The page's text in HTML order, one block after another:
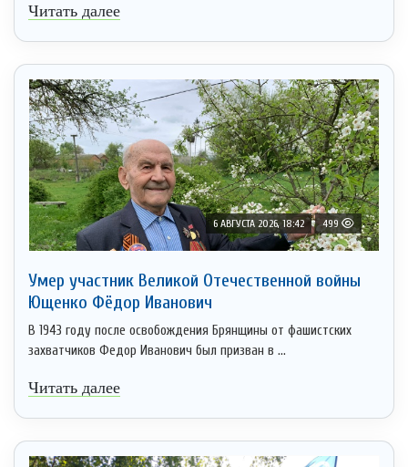
Читать далее
6 АВГУСТА 2026, 18:42 499
Умер участник Великой Отечественной войны
Ющенко Фёдор Иванович
В 1943 году после освобождения Брянщины от фашистских
захватчиков Федор Иванович был призван в ...
Читать далее